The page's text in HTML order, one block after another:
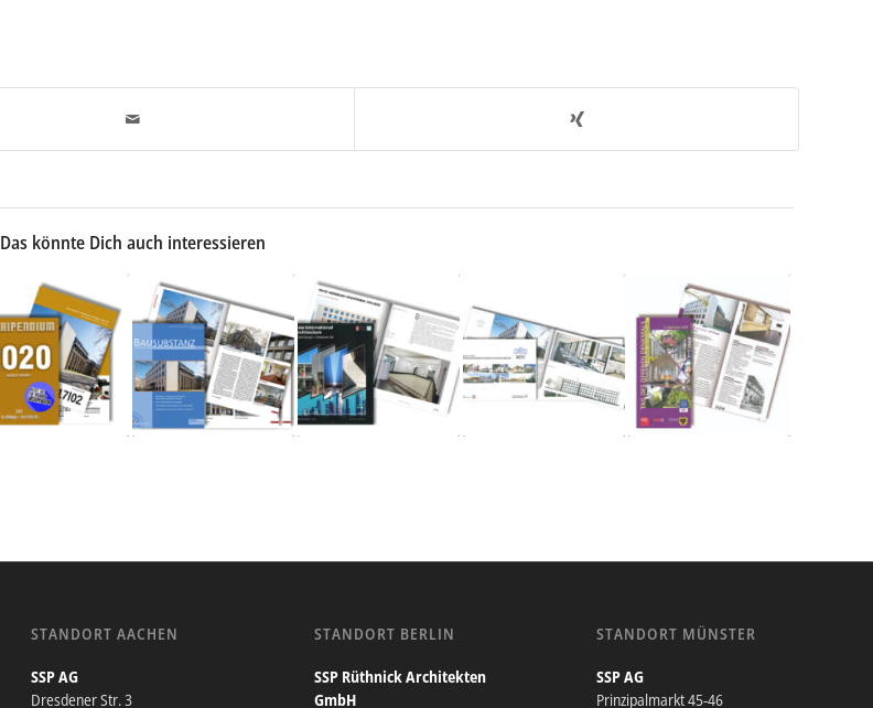
Das könnte Dich auch interessieren
STANDORT AACHEN
SSP AG
Dresdener Str. 3
STANDORT BERLIN
SSP Rüthnick Architekten
GmbH
STANDORT MÜNSTER
SSP AG
Prinzipalmarkt 45-46